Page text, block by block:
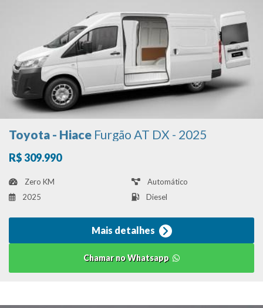
Toyota - Hiace Furgão AT DX - 2025
R$ 309.990
Zero KM
Automático
2025
Diesel
Mais detalhes
Chamar no Whatsapp